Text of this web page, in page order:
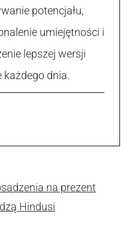
potencjału,
umiejętności i
lepszej wersji
każdego dnia.
na prezent
Hindusi